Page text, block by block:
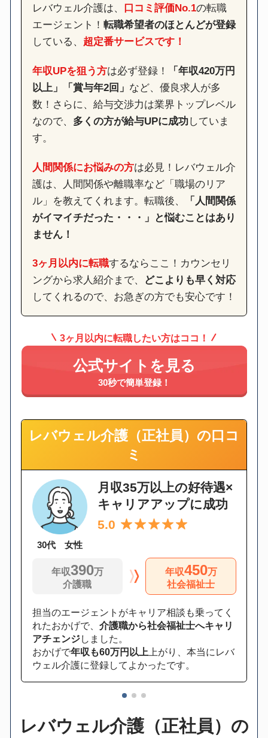
レバウェル介護は、 口コミ評価No.1の転職
エージェント！ 転職希望者のほとんどが登録
している、 超定番サービスです！
年収UPを狙う方は必ず登録！
「年収420万円
以上」「賞与年2回」 など、優良求人が多
数！さらに、給与交渉力は業界トップレベル
なので、 多くの方が給与UPに成功していま
す。
人間関係にお悩みの方は必見！レバウェル介
護は、人間関係や離職率など「職場のリア
ル」を教えてくれます。転職後、
「人間関係
がイマイチだった・・・」と悩むことはあり
ません！
3ヶ月以内に転職するならここ！カウンセリ
ングから求人紹介まで、
どこよりも早く対応
してくれるので、お急ぎの方でも安心です！
3ヶ月以内に転職したい方はココ！
公式サイトを見る
30秒で簡単登録！
レバウェル介護（正社員）の口コ
ミ
30代 女性
月収35万以上の好待遇×
キャリアアップに成功
5.0
年収390万
介護職
年収450万
社会福祉士
担当のエージェントがキャリア相談も乗ってく
れたおかげで、 介護職から社会福祉士へキャリ
アチェンジしました。
おかげで年収も60万円以上 上がり、本当にレバ
ウェル介護に登録してよかったです。
レバウェル介護（正社員）の